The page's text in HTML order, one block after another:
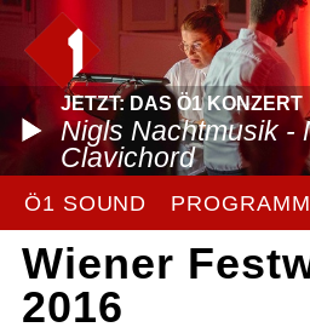
JETZT: DAS Ö1 KONZERT
Nigls Nachtmusik -
Clavichord
Ö1 SOUND PROGRAMM
Wiener
2016